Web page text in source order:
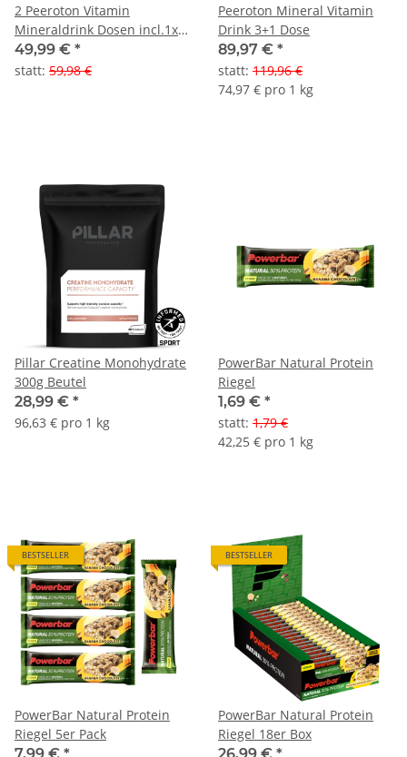
2 Peeroton Vitamin
Mineraldrink Dosen incl.1x
0,75lt Trinkflasche
49,99 € *
statt: 59,98 €
Peeroton Mineral Vitamin
Drink 3+1 Dose
89,97 € *
statt: 119,96 €
74,97 € pro 1 kg
Pillar Creatine Monohydrate
300g Beutel
28,99 € *
96,63 € pro 1 kg
PowerBar Natural Protein
Riegel
1,69 € *
statt: 1,79 €
42,25 € pro 1 kg
BESTSELLER
PowerBar Natural Protein
Riegel 5er Pack
BESTSELLER
PowerBar Natural Protein
Riegel 18er Box